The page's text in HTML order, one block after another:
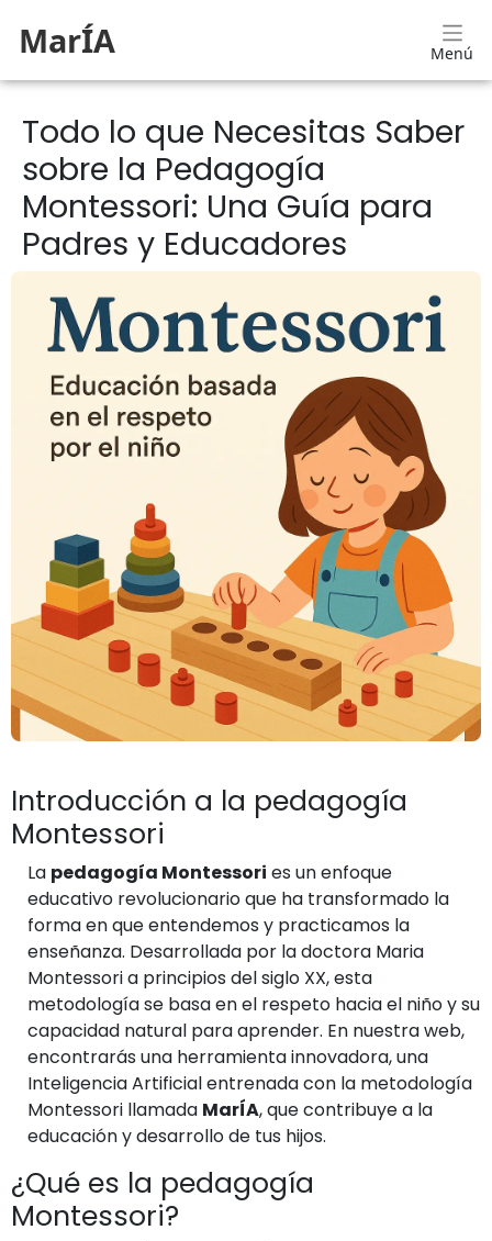
MarÍA Menú
Todo lo que Necesitas Saber
sobre la Pedagogía
Montessori: Una Guía para
Padres y Educadores
Introducción a la pedagogía
Montessori
La pedagogía Montessori es un enfoque
educativo revolucionario que ha transformado la
forma en que entendemos y practicamos la
enseñanza. Desarrollada por la doctora Maria
Montessori a principios del siglo XX, esta
metodología se basa en el respeto hacia el niño y su
capacidad natural para aprender. En nuestra web,
encontrarás una herramienta innovadora, una
Inteligencia Artificial entrenada con la metodología
Montessori llamada MarÍA, que contribuye a la
educación y desarrollo de tus hijos.
¿Qué es la pedagogía
Montessori?